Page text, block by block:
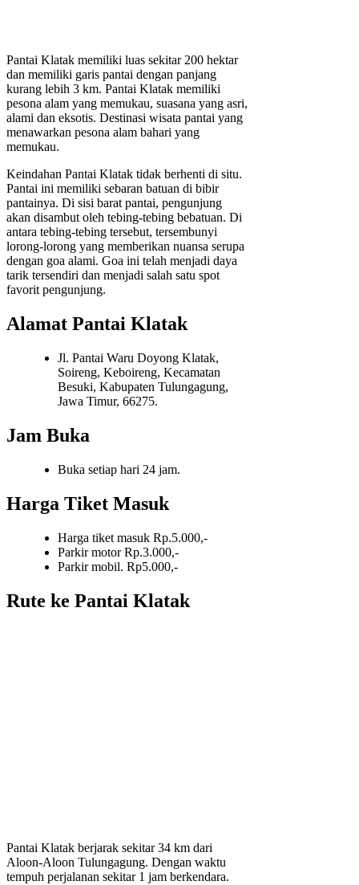
Pantai Klatak memiliki luas sekitar 200 hektar
dan memiliki garis pantai dengan panjang
kurang lebih 3 km. Pantai Klatak memiliki
pesona alam yang memukau, suasana yang asri,
alami dan eksotis. Destinasi wisata pantai yang
menawarkan pesona alam bahari yang
memukau.
Keindahan Pantai Klatak tidak berhenti di situ.
Pantai ini memiliki sebaran batuan di bibir
pantainya. Di sisi barat pantai, pengunjung
akan disambut oleh tebing-tebing bebatuan. Di
antara tebing-tebing tersebut, tersembunyi
lorong-lorong yang memberikan nuansa serupa
dengan goa alami. Goa ini telah menjadi daya
tarik tersendiri dan menjadi salah satu spot
favorit pengunjung.
Alamat Pantai Klatak
Jl. Pantai Waru Doyong Klatak,
Soireng, Keboireng, Kecamatan
Besuki, Kabupaten Tulungagung,
Jawa Timur, 66275.
Jam Buka
Buka setiap hari 24 jam.
Harga Tiket Masuk
Harga tiket masuk Rp.5.000,-
Parkir motor Rp.3.000,-
Parkir mobil. Rp5.000,-
Rute ke Pantai Klatak
Pantai Klatak berjarak sekitar 34 km dari
Aloon-Aloon Tulungagung. Dengan waktu
tempuh perjalanan sekitar 1 jam berkendara.